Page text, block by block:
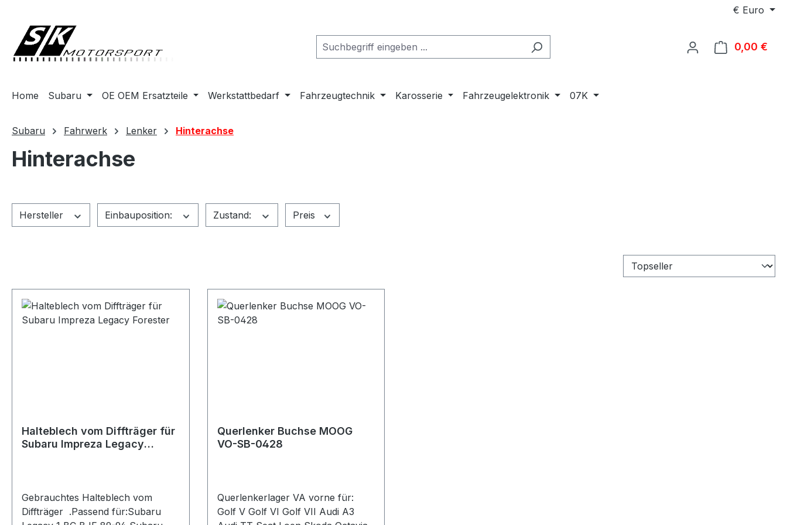
€ Euro
0,00 €
Home Subaru OE OEM Ersatzteile Werkstattbedarf Fahrzeugtechnik Karosserie Fahrzeugelektronik 07K
Subaru Fahrwerk Lenker Hinterachse
Hinterachse
Hersteller Einbauposition: Zustand: Preis
Halteblech vom Diffträger für
Subaru Impreza Legacy
Gebrauchtes Halteblech vom
Diffträger .Passend für:Subaru
Querlenker Buchse MOOG
VO-SB-0428
Querlenkerlager VA vorne für:
Golf V Golf VI Golf VII Audi A3